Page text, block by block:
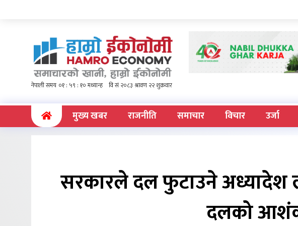
(current)मुख्य खबर राजनीति समाचार विचार उर्जा
सरकारले दल फुटाउने अध्यादेश
दलको